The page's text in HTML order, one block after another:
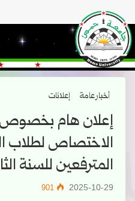
أخبار عامة إعلانات
إعلان هام بخصوص
الاختصاص لطلاب
المترفعين للسنة
2025-10-29